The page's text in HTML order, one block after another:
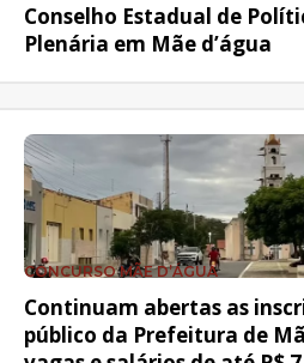
Conselho Estadual de
Plenária em Mãe d’água
CONCURSO MÃE D’ÁGUA
Continuam abertas as
público da Prefeitura de